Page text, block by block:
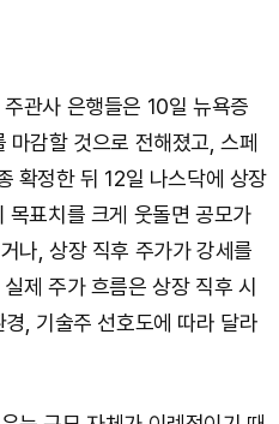
관사 은행들은 10일 뉴욕증
마감할 것으로 전해졌고, 스페
확정한 뒤 12일 나스닥에 상장
목표치를 크게 웃돌면 공모가
나, 상장 직후 주가가 강세를
제 주가 흐름은 상장 직후 시
, 기술주 선호도에 따라 달라